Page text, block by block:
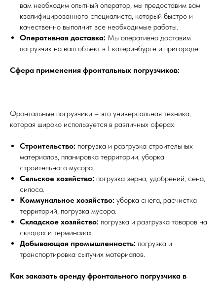
вам необходим опытный оператор, мы предоставим вам
квалифицированного специалиста, который быстро и
качественно выполнит все необходимые работы.
Оперативная доставка: Мы оперативно доставим
погрузчик на ваш объект в Екатеринбурге и пригороде.
Сфера применения фронтальных погрузчиков:
Фронтальные погрузчики – это универсальная техника,
которая широко используется в различных сферах:
Строительство: погрузка и разгрузка строительных
материалов, планировка территории, уборка
строительного мусора.
Сельское хозяйство: погрузка зерна, удобрений, сена,
силоса.
Коммунальное хозяйство: уборка снега, расчистка
территорий, погрузка мусора.
Складское хозяйство: погрузка и разгрузка товаров на
складах и терминалах.
Добывающая промышленность: погрузка и
транспортировка сыпучих материалов.
Как заказать аренду фронтального погрузчика в